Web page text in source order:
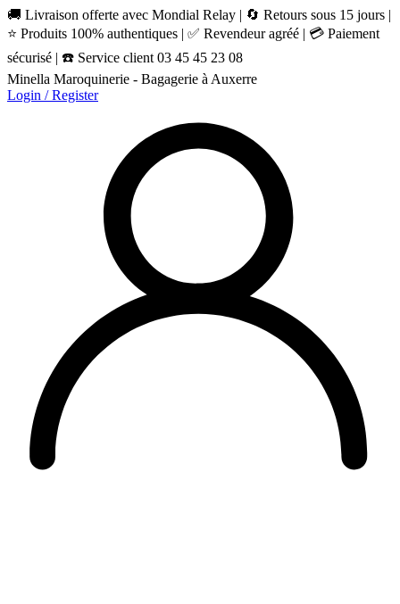
🚚 Livraison offerte avec Mondial Relay | 🔄 Retours sous 15 jours |
⭐ Produits 100% authentiques | ✅ Revendeur agréé | 💳 Paiement
sécurisé | ☎️ Service client 03 45 45 23 08
Minella Maroquinerie - Bagagerie à Auxerre
Login / Register